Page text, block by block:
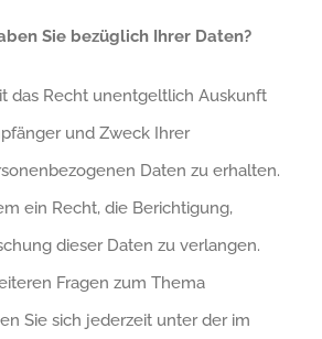
Sie bezüglich Ihrer Daten?
das Recht unentgeltlich Auskunft
und Zweck Ihrer
Daten zu erhalten.
ein Recht, die Berichtigung,
dieser Daten zu verlangen.
Fragen zum Thema
Sie sich jederzeit unter der im